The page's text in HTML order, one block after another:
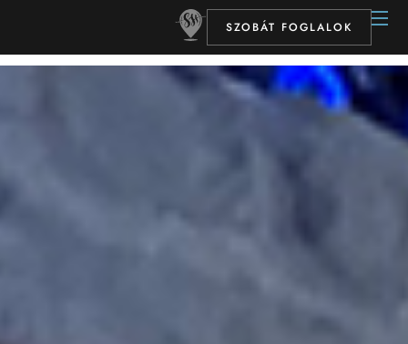
SZOBÁT FOGLALOK
Hotel stúdió